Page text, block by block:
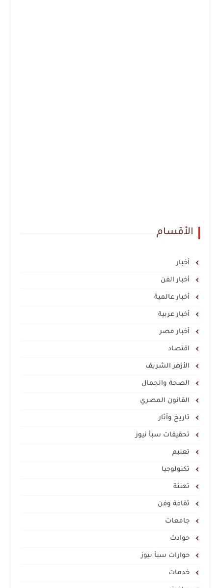
الأقسام
أخبار
أخبار الفن
أخبار عالمية
أخبار عربية
أخبار مصر
اقتصاد
الأزهر الشريف
الصحة والجمال
القانون المصري
تاريخ وآثار
تحقيقات سبأ نيوز
تعليم
تكنولوجيا
تهنئة
ثقافة وفن
جامعات
حوادث
حوارات سبأ نيوز
خدمات